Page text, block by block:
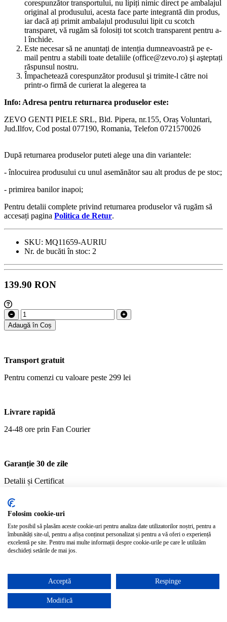
corespunzător transportului, nu lipiți nimic direct pe ambalajul
original al produsului, acesta face parte integrantă din produs,
iar dacă ați primit ambalajul produsului lipit cu scotch
transparet, vă rugăm să folosiți tot scotch transparent pentru a-
l închide.
Este necesar să ne anuntați de intenția dumneavoastră pe e-
mail pentru a stabili toate detaliile (office@zevo.ro) şi aşteptați
răspunsul nostru.
Împachetează corespunzător produsul şi trimite-l către noi
printr-o firmă de curierat la alegerea ta
Info: Adresa pentru returnarea produselor este:
ZEVO GENTI PIELE SRL, Bld. Pipera, nr.155, Oraș Voluntari,
Jud.Ilfov, Cod postal 077190, Romania, Telefon 0721570026
După returnarea produselor puteti alege una din variantele:
- înlocuirea produsului cu unul asemănător sau alt produs de pe stoc;
- primirea banilor inapoi;
Pentru detalii complete privind returnarea produselor vă rugăm să
accesați pagina Politica de Retur.
SKU: MQ11659-AURIU
Nr. de bucăti în stoc: 2
139.90 RON
Adaugă în Coș
Transport gratuit
Pentru comenzi cu valoare peste 299 lei
Livrare rapidă
24-48 ore prin Fan Courier
Garanție 30 de zile
Detalii și Certificat
Plăți sigure online
Prin Netopia MobilPay
0/50 opinii
Folosim cookie-uri
Este posibil să plasăm aceste cookie-uri pentru analiza date utilizatorilor noștri, pentru a
îmbunătăți site-ul, pentru a afișa conținut personalizat și pentru a vă oferi o experiență
excelentă pe site. Pentru mai multe informații despre cookie-urile pe care le utilizăm
deschideți setările de mai jos.
Acceptă Respinge
Modifică